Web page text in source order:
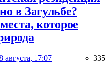
в Загульбе?
которое
августа, 17:07 335